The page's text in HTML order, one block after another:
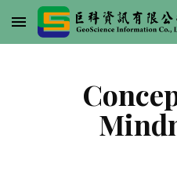
Skip to main content